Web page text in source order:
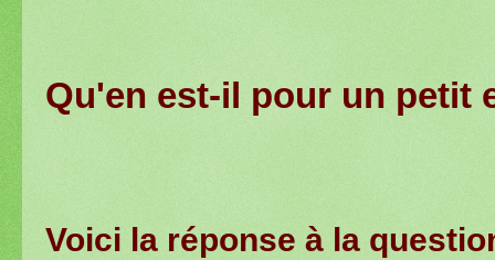
Qu'en est-il pour un petit
Voici la réponse à la